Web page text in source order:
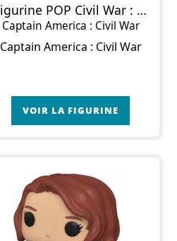
Figurine POP Civil War : Black Widow
Captain America : Civil War
Captain America : Civil War
VOIR LA FIGURINE